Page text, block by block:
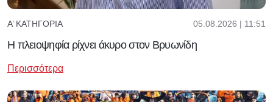
Α’ ΚΑΤΗΓΟΡΊΑ 05.08.2026 | 11:51
Η πλειοψηφία ρίχνει άκυρο στον Βρυωνίδη
Περισσότερα